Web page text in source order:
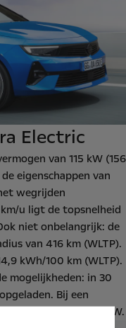
Electric
van 115 kW (156
eigenschappen van
wegrijden
u ligt de topsnelheid
niet onbelangrijk: de
van 416 km (WLTP).
kWh/100 km (WLTP).
mogelijkheden: in 30
Bij een
opladen met 11 kW.